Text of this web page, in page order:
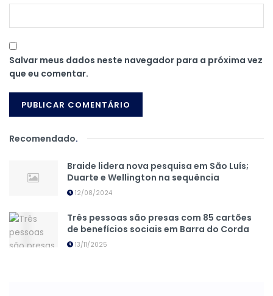
Salvar meus dados neste navegador para a próxima vez
que eu comentar.
Recomendado.
Braide lidera nova pesquisa em São Luís;
Duarte e Wellington na sequência
12/08/2024
Três pessoas são presas com 85 cartões
de benefícios sociais em Barra do Corda
13/11/2025